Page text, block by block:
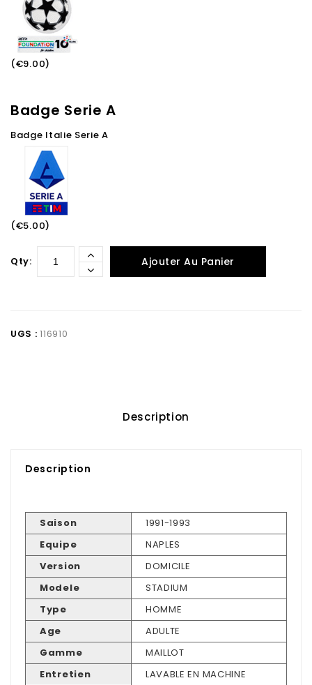
(€9.00)
Badge Serie A
Badge Italie Serie A
(€5.00)
Qty: Ajouter Au Panier
UGS :116910
Description
Description
Saison
1991-1993
Equipe
NAPLES
Version
DOMICILE
Modele
STADIUM
Type
HOMME
Age
ADULTE
Gamme
MAILLOT
Entretien
LAVABLE EN MACHINE